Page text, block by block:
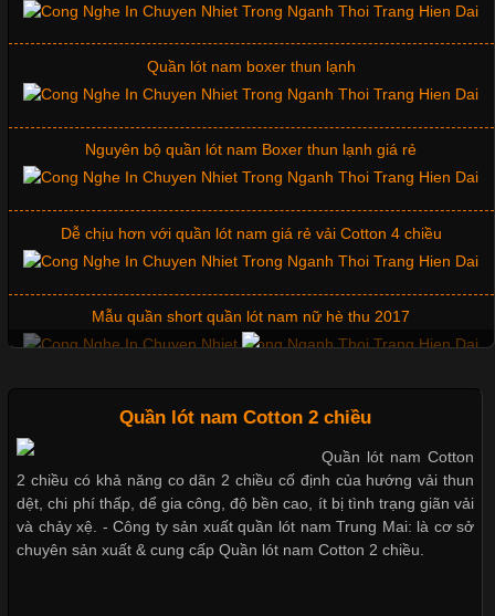
đơn vị lựa chọn hiện nay là sử dụng áo thun đồng phục công ty.
Chất Liệu Lycra Có Gì Đặc Biệt Trong Ngành Thời Trang?
Cập nhật 2026-05-27 17:03:46
Vải Lycra Là Gì? Chất Liệu Co Giãn Được Ưa Chuộng Trong
Ngành May Mặc Trong ngành thời trang hiện đại, các loại vải có
khả năng co giãn tốt ngày càng được ưa chuộng nhằm mang lại
cảm giác thoải mái cho người mặc. Trong đó, vải Lycra là một
trong những chất liệu nổi bật nhờ độ đàn hồi cao,
Chất Liệu Bamboo Xu Hướng Mới Trong Ngành Thời Trang
Trong những năm gần đây, vải Bamboo đang trở thành một
Quần lót nam boxer thun lạnh
Nguyên bộ quần lót nam Boxer thun lạnh giá rẻ
Dễ chịu hơn với quần lót nam giá rẻ vải Cotton 4 chiều
Mẫu quần short quần lót nam nữ hè thu 2017
Xu hướng thời trang trẻ và quần lót nam giá sỉ
Quần lót nam Cotton 2 chiều
Quần lót nam Cotton
2 chiều có khả năng co dãn 2 chiều cố định của hướng vải thun
dệt, chi phí thấp, dể gia công, độ bền cao, ít bị tình trạng giãn vải
và chảy xệ. - Công ty sản xuất quần lót nam Trung Mai: là cơ sở
chuyên sản xuất & cung cấp Quần lót nam Cotton 2 chiều.